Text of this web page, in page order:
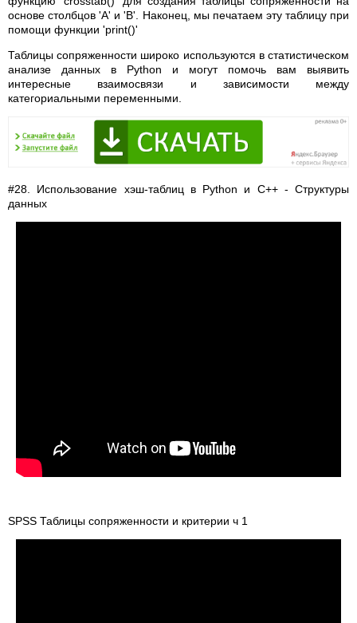
основе столбцов 'A' и 'B'. Наконец, мы печатаем эту таблицу при
помощи функции 'print()'
Таблицы сопряженности широко используются в статистическом
анализе данных в Python и могут помочь вам выявить
интересные взаимосвязи и зависимости между
категориальными переменными.
#28. Использование хэш-таблиц в Python и С++ - Структуры
данных
SPSS Таблицы сопряженности и критерии ч 1